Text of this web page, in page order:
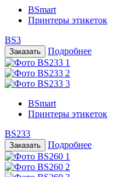
BSmart
Принтеры этикеток
BS3
Подробнее
BSmart
Принтеры этикеток
BS233
Подробнее